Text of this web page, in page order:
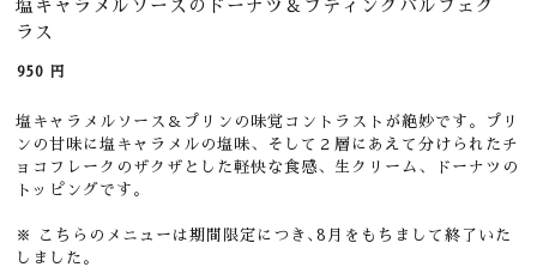
塩キャラメルソースのドーナツ＆プディングパルフェグ
ラス
950 円
塩キャラメルソース＆プリンの味覚コントラストが絶妙です。プリ
ンの甘味に塩キャラメルの塩味、そして２層にあえて分けられたチ
ョコフレークのザクザとした軽快な食感、生クリーム、ドーナツの
トッピングです。
※
こちらのメニューは期間限定につき､8月をもちまして終了いた
しました。